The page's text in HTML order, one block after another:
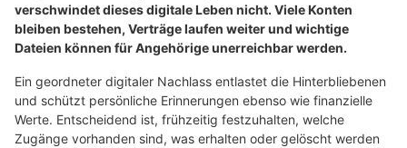
verschwindet dieses digitale Leben nicht. Viele Konten
bleiben bestehen, Verträge laufen weiter und wichtige
Dateien können für Angehörige unerreichbar werden.
Ein geordneter digitaler Nachlass entlastet die Hinterbliebenen
und schützt persönliche Erinnerungen ebenso wie finanzielle
Werte. Entscheidend ist, frühzeitig festzuhalten, welche
Zugänge vorhanden sind, was erhalten oder gelöscht werden